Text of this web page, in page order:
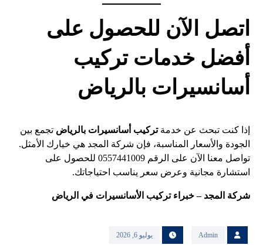
اتصل الآن للحصول على
أفضل خدمات تركيب
أسانسيرات بالرياض
إذا كنت تبحث عن خدمةتركيب أسانسيرات بالرياض تجمع بين
الجودة والأسعار المناسبة، فإن شركة المجد هي خيارك الأمثل.
تواصل معنا الآن على الرقم 0557441009 للحصول على
استشارة مجانية وعرض سعر يناسب احتياجاتك.
شركة المجد – خبراء تركيب الأسانسيرات في الرياض
Admin يوليو 6, 2026